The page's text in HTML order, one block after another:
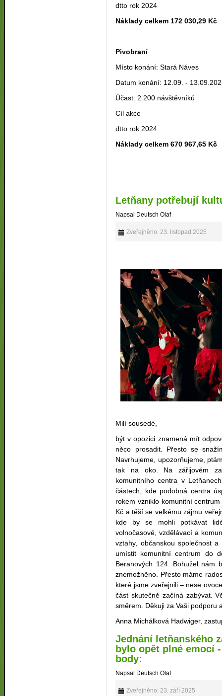
dtto rok 2024
Náklady celkem 172 030,29 Kč
Pivobraní
Místo konání: Stará Náves
Datum konání: 12.09. -
Účast: 2 200 návštěvníků
Cíl akce
dtto rok 2024
Náklady celkem 670 967,65 Kč
Letňany potřebují
Napsal Deutsch Olaf
Zveřejněno: 23. listopad 2025
Milí sousedé,
být v opozici znamená mít
něco prosadit. Přesto se
Navrhujeme, upozorňujeme,
tak na oko. Na zářijovém
komunitního centra v
částech, kde podobná centra
rokem vzniklo komunitní
Kč a těší se velkému zájmu
kde by se mohli potkávat
volnočasové, vzdělávací a
vztahy, občanskou společnost
umístit komunitní centrum do
Beranových 124. Bohužel nám
znemožněno. Přesto máme
které jsme zveřejnili – nese
část skutečně začíná zabývat.
směrem. Děkuji za Vaši podporu
Anna Michálková Hadwiger,
Jednání letňanského
bylo opět plné emocí
body:
Napsal Deutsch Olaf
Zveřejněno: 23. září 2025